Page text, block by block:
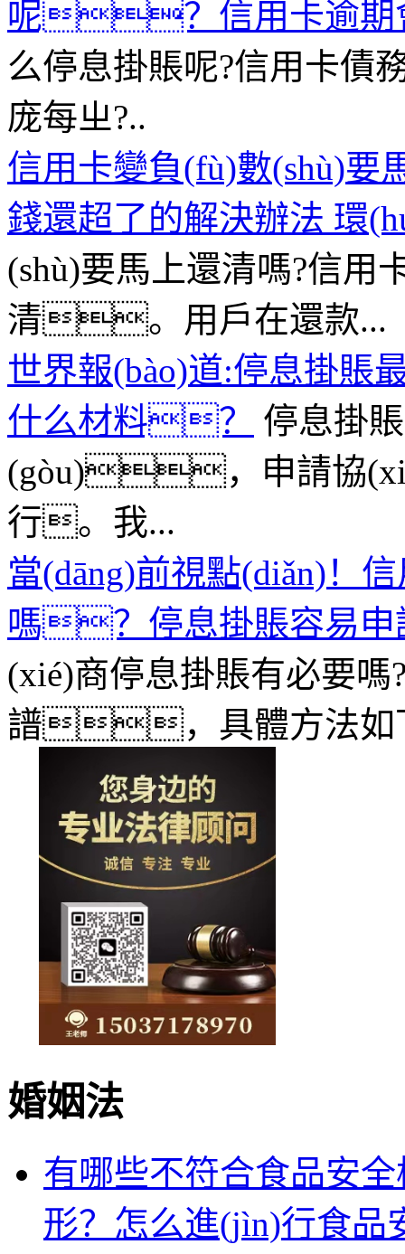
呢？信用卡逾期
么停息掛賬呢?信用卡債
庞每ㄓ?..
信用卡變負(fù)數(shù)
錢還超了的解決辦法 環
(shù)要馬上還清嗎?信用
清。用戶在還款...
世界報(bào)道:停息掛賬
什么材料？
停息掛
(gòu)，申請協
行。我...
當(dāng)前視點(diǎn)！
嗎？停息掛賬容
(xié)商停息掛賬有必要
譜，具體方法如
婚姻法
有哪些不符合食品安
形？怎么進(jìn)行食